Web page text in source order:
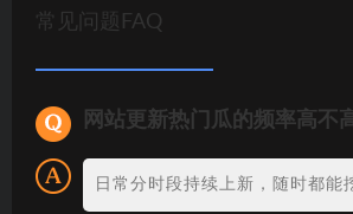
常见问题FAQ
网站更新热门瓜的频率高不
日常分时段持续上新，随时都能